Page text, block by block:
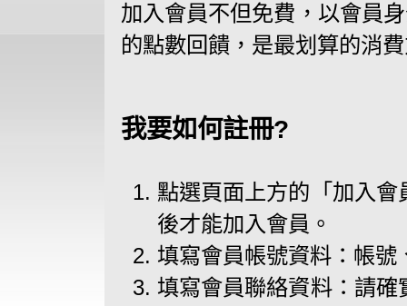
加入會員不但免費，以會員
的點數回饋，是最划算的消
我要如何註冊?
點選頁面上方的「加入
後才能加入會員。
填寫會員帳號資料：帳號
填寫會員聯絡資料：請